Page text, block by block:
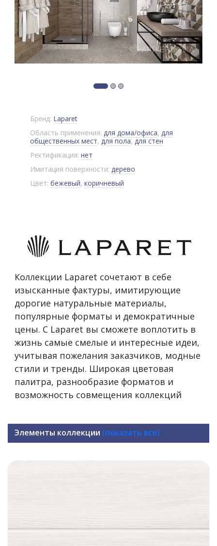
Бренд: Laparet
Область применения: для дома/офиса, для
общественных мест, для пола,для стен
Ректификация: нет
Имитация поверхности: дерево
Цвет: бежевый, коричневый
Коллекции Laparet сочетают в себе
изысканные фактуры, имитирующие
дорогие натуральные материалы,
популярные форматы и демократичные
цены. С Laparet вы сможете воплотить в
жизнь самые смелые и интересные идеи,
учитывая пожелания заказчиков, модные
стили и тренды. Широкая цветовая
палитра, разнообразие форматов и
возможность совмещения коллекций
Элементы коллекции (показать все)